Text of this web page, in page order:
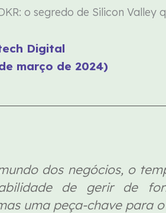
Digital
março de 2024)
dos negócios, o
de gerir de
uma peça-chave para